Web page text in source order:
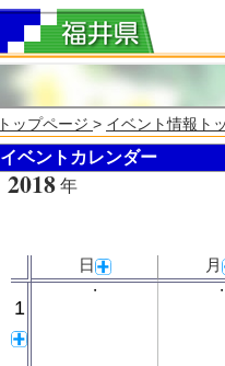
トップページ > イベント情報ト
イベントカレンダー
2018 年
日 月
1
・ ・